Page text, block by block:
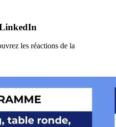
les réactions de la